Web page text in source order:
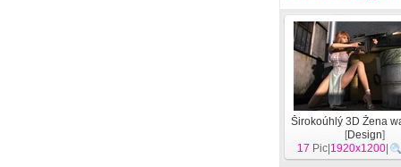
Širokoúhlý 3D Žena
[Design]
17 Pic| 1920x1200